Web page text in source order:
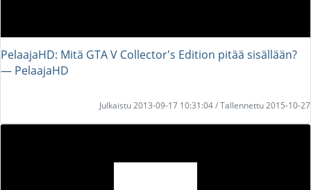
PelaajaHD: Mitä GTA V Collector's Edition pitää sisällään?
― PelaajaHD
Julkaistu 2013-09-17 10:31:04 / Tallennettu 2015-10-27